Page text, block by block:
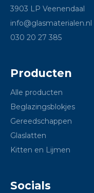
3903 LP Veenendaal
info@glasmaterialen.nl
030 20 27 385
Producten
Alle producten
Beglazingsblokjes
Gereedschappen
Glaslatten
Kitten en Lijmen
Socials